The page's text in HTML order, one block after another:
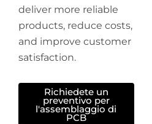
deliver more reliable
products, reduce costs,
and improve customer
satisfaction.
Richiedete un
preventivo per
l'assemblaggio di
PCB